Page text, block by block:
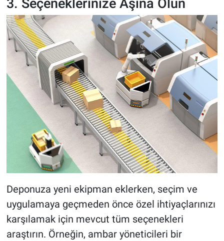
3. Seçeneklerinize Aşina Olun
Deponuza yeni ekipman eklerken, seçim ve
uygulamaya geçmeden önce özel ihtiyaçlarınızı
karşılamak için mevcut tüm seçenekleri
araştırın. Örneğin, ambar yöneticileri bir